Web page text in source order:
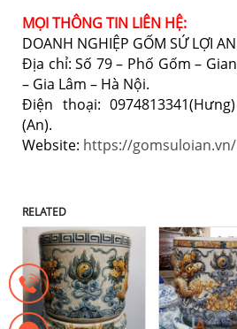
MỌI THÔNG TIN LIÊN HỆ:
DOANH NGHIỆP GỐM SỨ LỢI
Địa chỉ: Số 79 – Phố Gốm –
– Gia Lâm – Hà Nội.
Điện thoại:
(An).
Website: https://gomsuloian.vn/
RELATED